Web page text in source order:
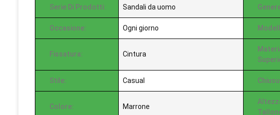
Serie Di Prodotti: Sandali da uomo
Occasione: Ogni giorno
Fissatura: Cintura
Stile: Casual
Colore: Marrone